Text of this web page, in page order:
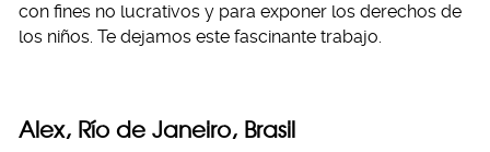
con fines no lucrativos y para exponer los derechos de
los niños. Te dejamos este fascinante trabajo.
Alex, Río de Janeiro, Brasil